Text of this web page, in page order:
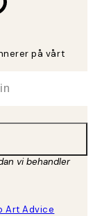
på vårt
vi behandler
Art Advice